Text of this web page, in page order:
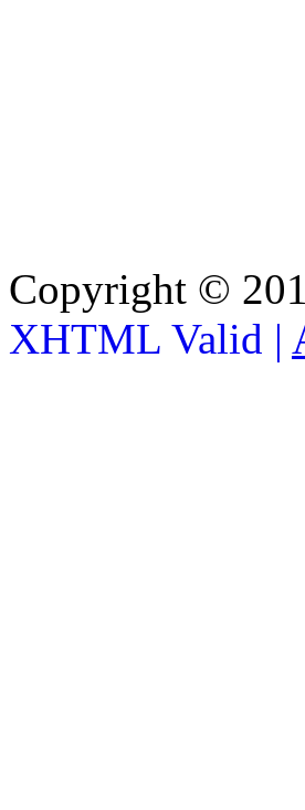
Copyright ©
XHTML Valid |